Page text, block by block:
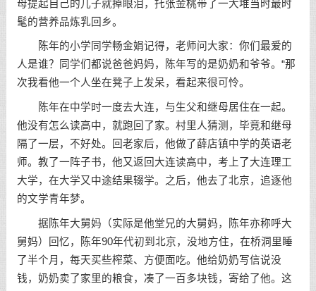
母提起自己的儿子就掉眼泪，托张金桃带了一大堆当时最时
髦的营养品炼乳回乡。
陈年的小学同学畅金娟记得，老师问大家：你们最爱的
人是谁？同学们都说爸爸妈妈，陈年写的是奶奶和爷爷。“那
次我看他一个人坐在凳子上发呆，看起来很可怜。
陈年在中学时一度去大连，与生父和继母居住在一起。
他没有怎么读高中，就跑回了家。村里人猜测，毕竟和继母
隔了一层，不好处。回老家后，他做了薛店镇中学的英语老
师。教了一阵子书，他又返回大连读高中，考上了大连理工
大学，在大学又中途结果辍学。之后，他去了北京，追逐他
的文学青年梦。
据陈年大舅妈（实际是他堂兄的大舅妈，陈年亦称呼大
舅妈）回忆，陈年90年代初到北京，没地方住，在桥洞里睡
了半个月，每天买些榨菜、方便面吃。他给奶奶写信说没
钱，奶奶卖了家里的粮食，凑了一百多块钱，寄给了他。这